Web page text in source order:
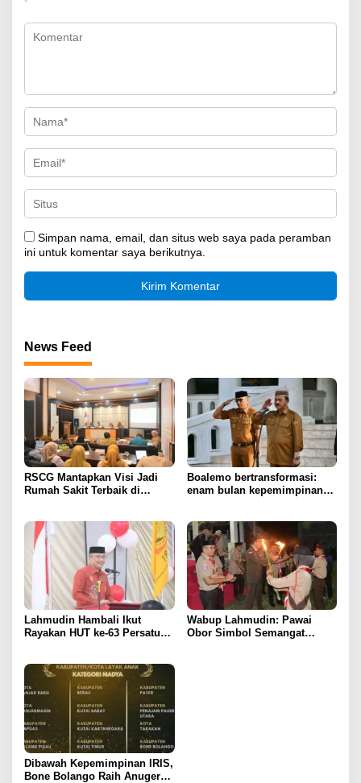
*
Simpan nama, email, dan situs web saya pada peramban
ini untuk komentar saya berikutnya.
News Feed
RSCG Mantapkan Visi Jadi
Rumah Sakit Terbaik di
Boalemo bertransformasi:
enam bulan kepemimpinan
Prabowo
Lahmudin Hambali Ikut
Rayakan HUT ke-63 Persatuan
Wabup Lahmudin: Pawai
Obor Simbol Semangat
Dibawah Kepemimpinan IRIS,
Bone Bolango Raih Anugerah